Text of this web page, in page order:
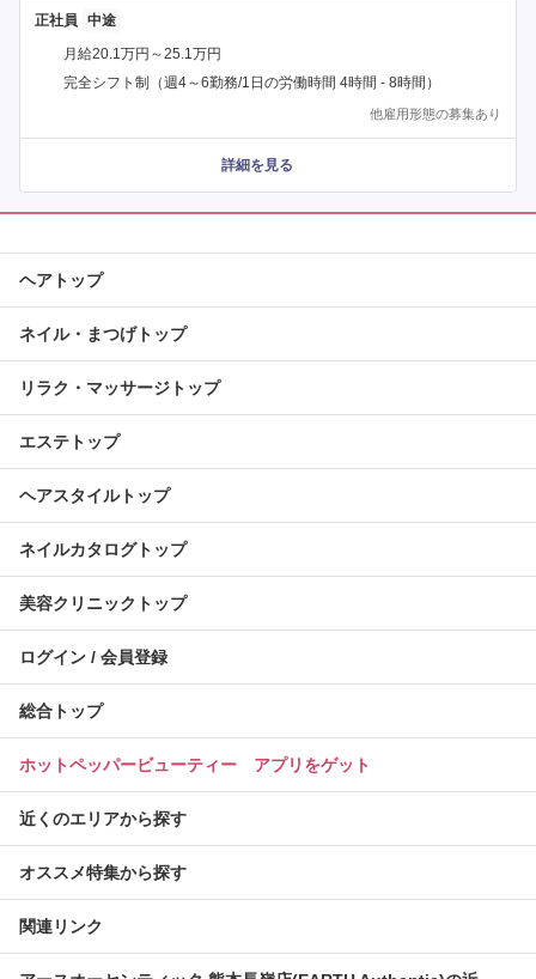
正社員
月給20.1万円～25.1万円
完全シフト制（週4～6勤務/1日の労働時間 4時間 - 8時間）
他雇用形態の募集あり
詳細を見る
ヘアトップ
ネイル・まつげトップ
リラク・マッサージトップ
エステトップ
ヘアスタイルトップ
ネイルカタログトップ
美容クリニックトップ
ログイン / 会員登録
総合トップ
ホットペッパービューティー アプリをゲット
近くのエリアから探す
オススメ特集から探す
関連リンク